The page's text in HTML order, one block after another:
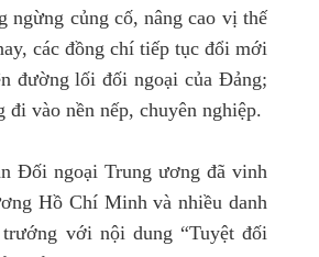
ngừng củng cố, nâng cao vị thế
các đồng chí tiếp tục đổi mới
đường lối đối ngoại của Đảng;
đi vào nền nếp, chuyên nghiệp.
Đối ngoại Trung ương đã vinh
Hồ Chí Minh và nhiều danh
với nội dung “Tuyệt đối